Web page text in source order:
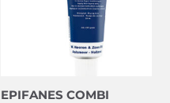
EPIFANES COMBI